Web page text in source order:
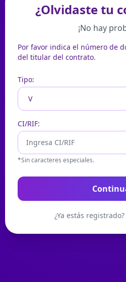
¿Olvidaste tu
¡No hay
Por favor indica el número de
del titular del contrato.
Tipo:
CI/RIF:
*Sin caracteres especiales.
¿Ya estás registrado?